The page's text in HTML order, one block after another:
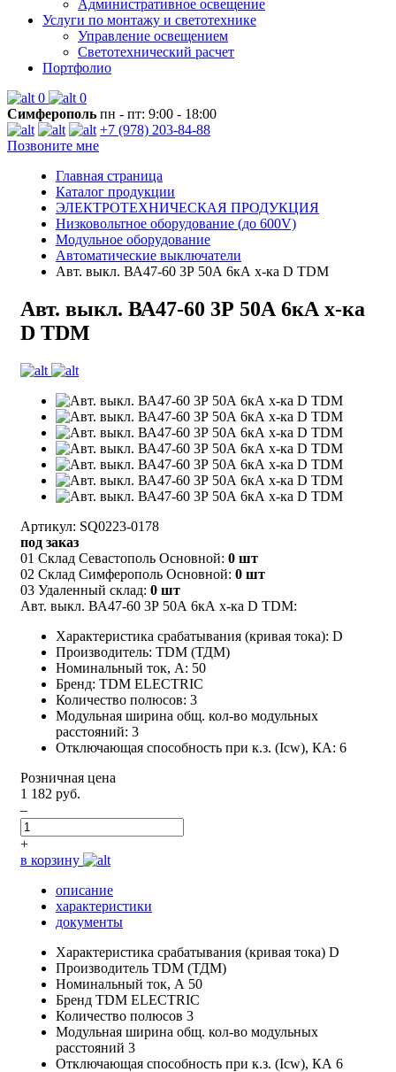
Административное освещение
Услуги по монтажу и светотехнике
Управление освещением
Светотехнический расчет
Портфолио
0
0
Симферополь пн - пт: 9:00 - 18:00
+7 (978) 203-84-88
Позвоните мне
Главная страница
Каталог продукции
ЭЛЕКТРОТЕХНИЧЕСКАЯ ПРОДУКЦИЯ
Низковольтное оборудование (до 600V)
Модульное оборудование
Автоматические выключатели
Авт. выкл. ВА47-60 3Р 50А 6кА х-ка D TDM
Авт. выкл. ВА47-60 3Р 50А 6кА х-ка
D TDM
Артикул: SQ0223-0178
под заказ
01 Склад Севастополь Основной: 0 шт
02 Склад Симферополь Основной: 0 шт
03 Удаленный склад: 0 шт
Авт. выкл. ВА47-60 3Р 50А 6кА х-ка D TDM:
Характеристика срабатывания (кривая тока): D
Производитель: TDM (ТДМ)
Номинальный ток, А: 50
Бренд: TDM ELECTRIC
Количество полюсов: 3
Модульная ширина общ. кол-во модульных
расстояний: 3
Отключающая способность при к.з. (Icw), КА: 6
Розничная цена
1 182 руб.
–
+
в корзину
описание
характеристики
документы
Характеристика срабатывания (кривая тока) D
Производитель TDM (ТДМ)
Номинальный ток, А 50
Бренд TDM ELECTRIC
Количество полюсов 3
Модульная ширина общ. кол-во модульных
расстояний 3
Отключающая способность при к.з. (Icw), КА 6